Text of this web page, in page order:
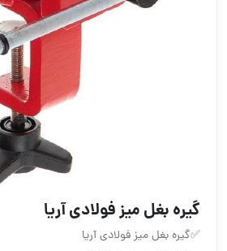
گیره بغل میز فولادی آریا
✅گیره بغل میز فولادی آریا